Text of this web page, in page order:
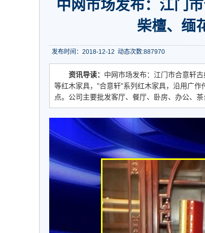
中网市场发布：江门
柴檀、缅
发布时间：2018-12-12 动态次数:887970
资讯导读： 中网市场发布：江门市合意轩
等红木家具，"合意轩"系列红木家具，沿用广
点。公司主要批发客厅、餐厅、卧房、办公、